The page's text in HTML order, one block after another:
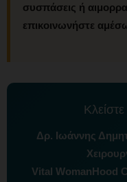
συσπάσεις ή
επικοινωνήστε
Δρ. Ιωάννης
Vital WomanHood